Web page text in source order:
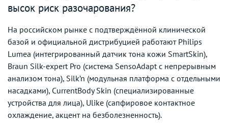
высок риск разочарования?
На российском рынке с подтверждённой клинической
базой и официальной дистрибуцией работают Philips
Lumea (интегрированный датчик тона кожи SmartSkin),
Braun Silk-expert Pro (система SensoAdapt с непрерывным
анализом тона), Silk’n (модульная платформа с отдельными
насадками), CurrentBody Skin (специализированные
устройства для лица), Ulike (сапфировое контактное
охлаждение, акцент на безболезненность).